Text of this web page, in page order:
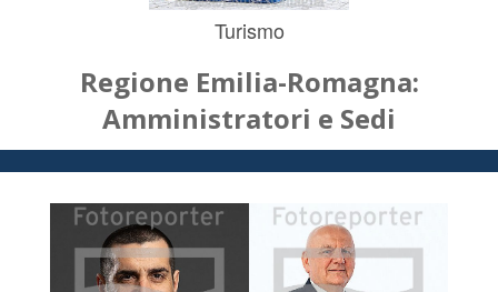
Turismo
Regione Emilia-Romagna:
Amministratori e Sedi